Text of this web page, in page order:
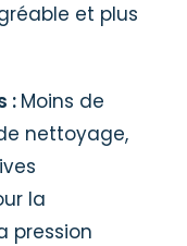
et plus
: Moins de
nettoyage,
la
pression